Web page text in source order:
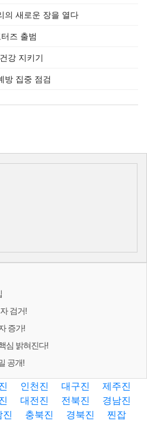
의 새로운 장을 열다
즈 출범
강 지키기
방 집중 점검
검거!
증가!
심 밝혀진다!
공개!
인천진 대구진
제주진
대전진 전북진
경남진
진 충북진 경북진
찐잡